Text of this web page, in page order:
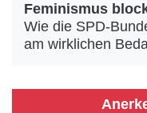
Feminismus
Wie die SPD-
am wirklichen